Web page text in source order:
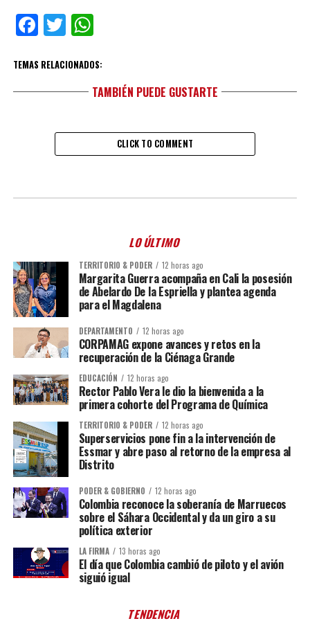
Facebook
TwitterWhatsApp
TEMAS RELACIONADOS:
TAMBIÉN PUEDE GUSTARTE
CLICK TO COMMENT
LO ÚLTIMO
TERRITORIO & PODER 12 horas ago
Margarita Guerra acompaña en Cali la posesión
de Abelardo De la Espriella y plantea agenda
para el Magdalena
DEPARTAMENTO 12 horas ago
CORPAMAG expone avances y retos en la
recuperación de la Ciénaga Grande
EDUCACIÓN 12 horas ago
Rector Pablo Vera le dio la bienvenida a la
primera cohorte del Programa de Química
TERRITORIO & PODER 12 horas ago
Superservicios pone fin a la intervención de
Essmar y abre paso al retorno de la empresa al
Distrito
PODER & GOBIERNO 12 horas ago
Colombia reconoce la soberanía de Marruecos
sobre el Sáhara Occidental y da un giro a su
política exterior
LA FIRMA 13 horas ago
El día que Colombia cambió de piloto y el avión
siguió igual
TENDENCIA